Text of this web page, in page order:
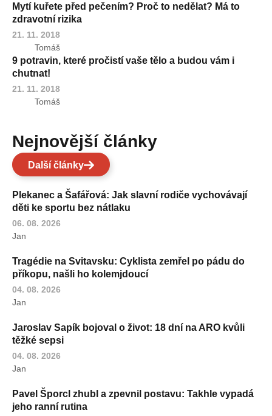
Mytí kuřete před pečením? Proč to nedělat? Má to
zdravotní rizika
21. 11. 2018
Tomáš
9 potravin, které pročistí vaše tělo a budou vám i
chutnat!
21. 11. 2018
Tomáš
Nejnovější články
Další články
Plekanec a Šafářová: Jak slavní rodiče vychovávají
děti ke sportu bez nátlaku
06. 08. 2026
Jan
Tragédie na Svitavsku: Cyklista zemřel po pádu do
příkopu, našli ho kolemjdoucí
04. 08. 2026
Jan
Jaroslav Sapík bojoval o život: 18 dní na ARO kvůli
těžké sepsi
04. 08. 2026
Jan
Pavel Šporcl zhubl a zpevnil postavu: Takhle vypadá
jeho ranní rutina